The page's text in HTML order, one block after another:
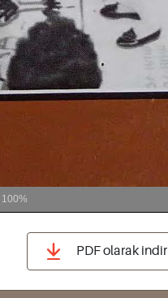
100%
PDF olarak indir